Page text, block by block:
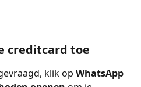
creditcard toe
klik op WhatsApp